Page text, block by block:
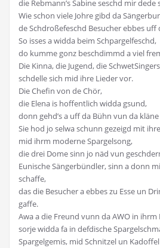
die Rebmann’s Sabine seschd mir dede
Wie schon viele Johre gibd da
de Schdroßefeschd Besucher ebbes uff
So isses a widda beim Schpargelfeschd,
do kumme gonz beschdimmd a viel
Die Kinna, die Jugend, die
schdelle sich mid ihre Lieder vor.
Die Chefin von de Chör,
die Elena is hoffentlich widda gsund,
donn gehd’s a uff da Bühn vun da
Sie hod jo selwa schunn gezeigd mit
mid ihrm moderne Spargelsong,
die drei Dome sinn jo näd vun
Eunische Sängerbündler, sinn a donn
schaffe,
das die Besucher a ebbes zu Esse un
gaffe.
Awa a die Freund vunn da AWO in ihrm
sorje widda fa in defdische
Spargelgemis, mid Schnitzel un